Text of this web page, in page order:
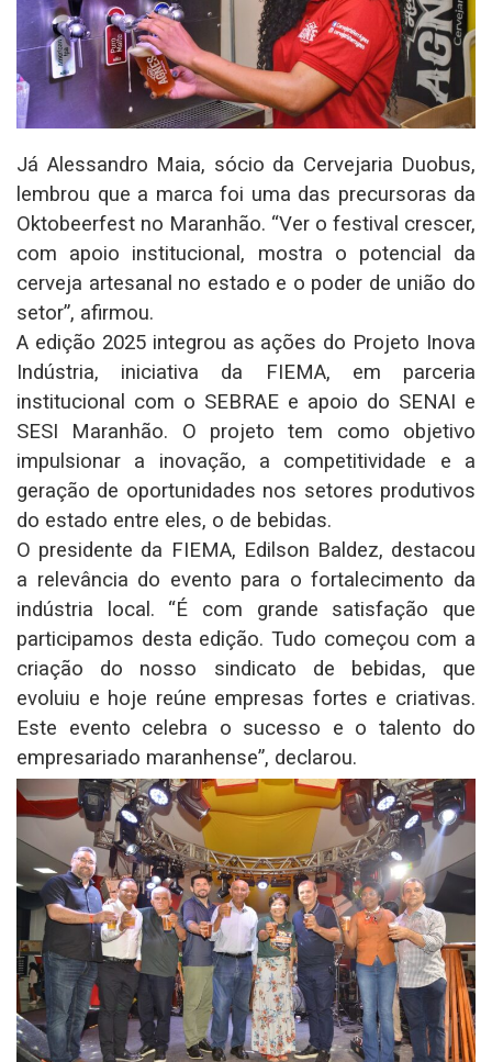
Já Alessandro Maia, sócio da Cervejaria Duobus,
lembrou que a marca foi uma das precursoras da
Oktobeerfest no Maranhão. “Ver o festival crescer,
com apoio institucional, mostra o potencial da
cerveja artesanal no estado e o poder de união do
setor”, afirmou.
A edição 2025 integrou as ações do Projeto Inova
Indústria, iniciativa da FIEMA, em parceria
institucional com o SEBRAE e apoio do SENAI e
SESI Maranhão. O projeto tem como objetivo
impulsionar a inovação, a competitividade e a
geração de oportunidades nos setores produtivos
do estado entre eles, o de bebidas.
O presidente da FIEMA, Edilson Baldez, destacou
a relevância do evento para o fortalecimento da
indústria local. “É com grande satisfação que
participamos desta edição. Tudo começou com a
criação do nosso sindicato de bebidas, que
evoluiu e hoje reúne empresas fortes e criativas.
Este evento celebra o sucesso e o talento do
empresariado maranhense”, declarou.